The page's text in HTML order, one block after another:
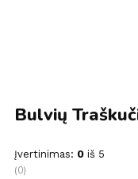
Bulvių
Įvertinimas: 0 iš 5
(0)